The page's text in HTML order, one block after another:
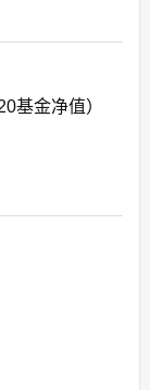
基金净值）